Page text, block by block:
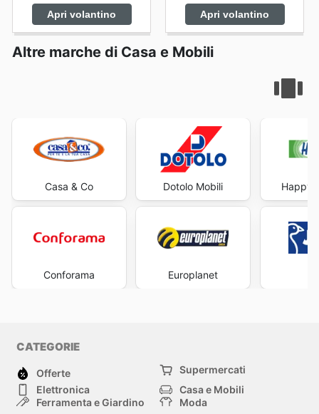
Apri volantino Apri volantino
Altre marche di Casa e Mobili
Casa & Co
Conforama
Dotolo Mobili
Europlanet
Happy
CATEGORIE
Offerte
Supermercati
Elettronica
Casa e Mobili
Ferramenta e Giardino
Moda